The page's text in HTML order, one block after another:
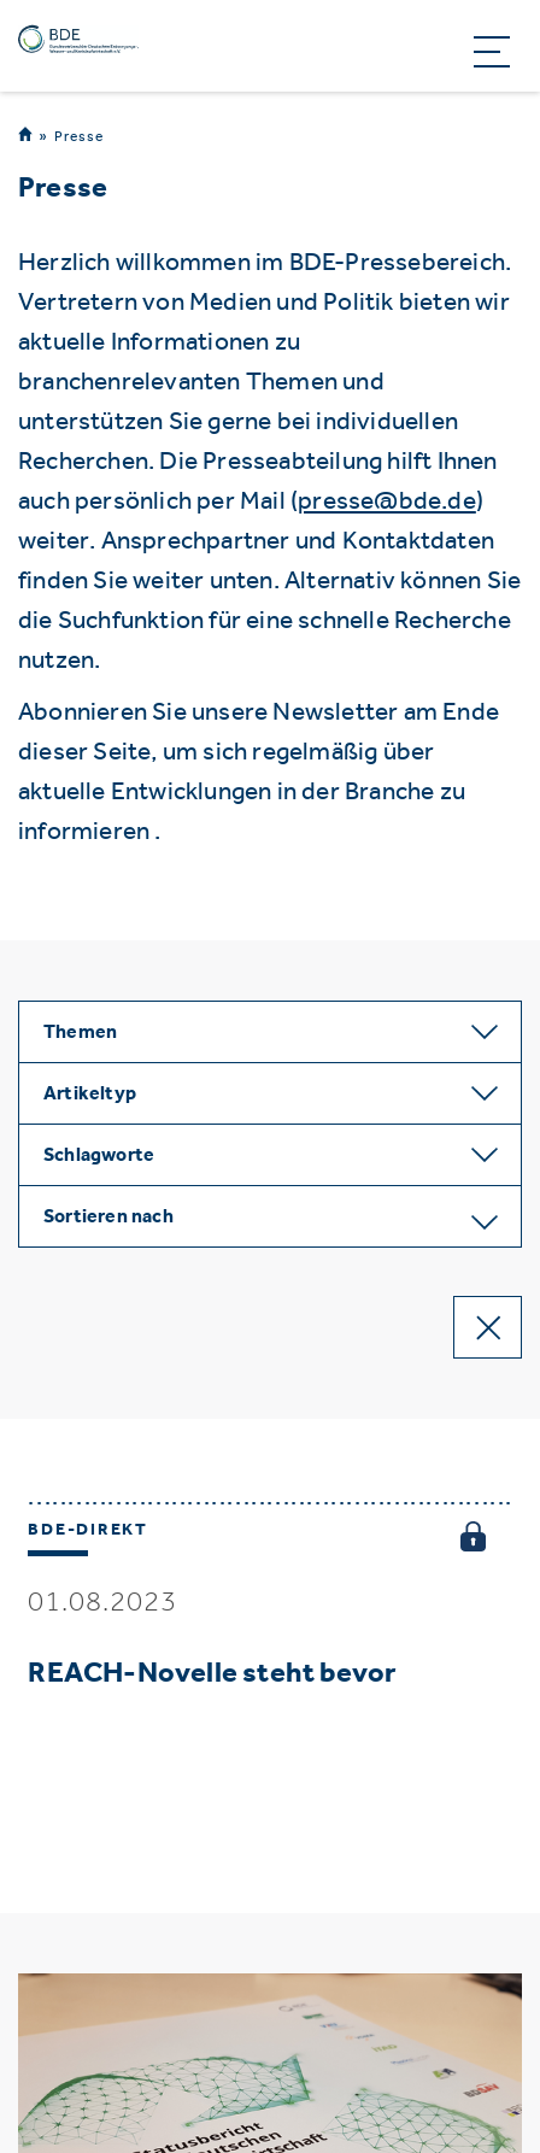
Presse
Presse
Herzlich willkommen im BDE-Pressebereich.
Vertretern von Medien und Politik bieten wir
aktuelle Informationen zu
branchenrelevanten Themen und
unterstützen Sie gerne bei individuellen
Recherchen. Die Presseabteilung hilft Ihnen
auch persönlich per Mail (presse@bde.de)
weiter. Ansprechpartner und Kontaktdaten
finden Sie weiter unten. Alternativ können Sie
die Suchfunktion für eine schnelle Recherche
nutzen.
Abonnieren Sie unsere Newsletter am Ende
dieser Seite, um sich regelmäßig über
aktuelle Entwicklungen in der Branche zu
informieren .
Themen
Artikeltyp
Schlagworte
Sortieren nach
BDE-DIREKT
01.08.2023
REACH-Novelle steht bevor